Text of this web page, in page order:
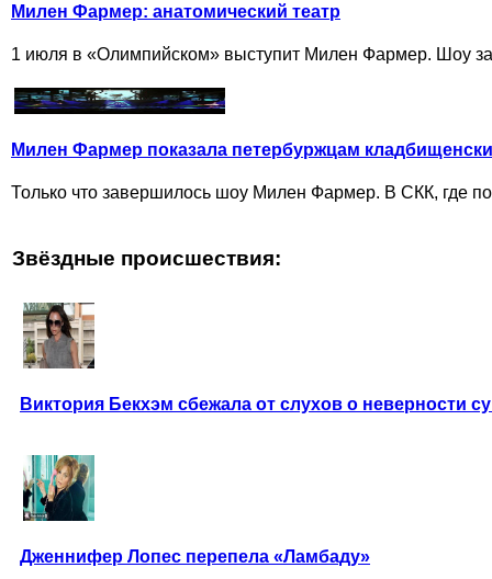
Милен Фармер: анатомический театр
1 июля в «Олимпийском» выступит Милен Фармер. Шоу
Милен Фармер показала петербуржцам
Только что завершилось шоу Милен Фармер. В СКК, где
Звёздные происшествия:
Виктория Бекхэм сбежала от слухов о неверности
Дженнифер Лопес перепела «Ламбаду»